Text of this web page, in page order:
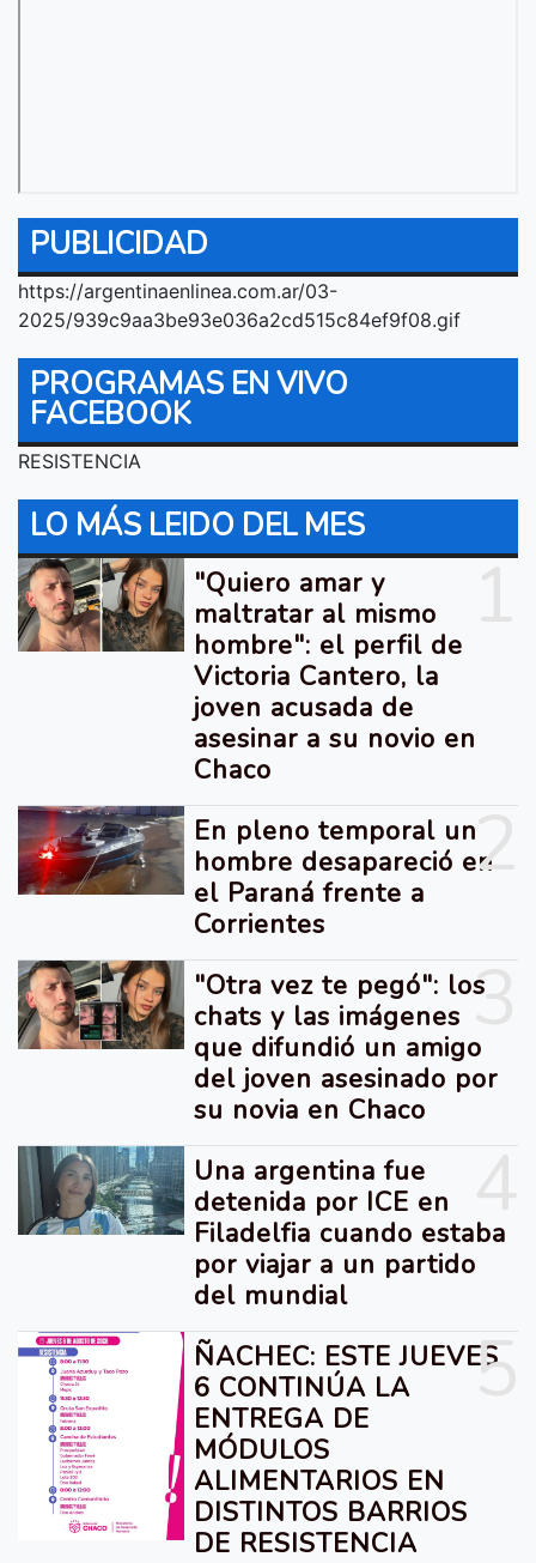
PUBLICIDAD
https://argentinaenlinea.com.ar/03-
2025/939c9aa3be93e036a2cd515c84ef9f08.gif
PROGRAMAS EN VIVO
FACEBOOK
RESISTENCIA
LO MÁS LEIDO DEL MES
"Quiero amar y
maltratar al mismo
hombre": el perfil de
Victoria Cantero, la
joven acusada de
asesinar a su novio en
Chaco
2
En pleno temporal un
hombre desapareció en
el Paraná frente a
Corrientes
3
"Otra vez te pegó": los
chats y las imágenes
que difundió un amigo
del joven asesinado por
su novia en Chaco
Una argentina fue
detenida por ICE en
Filadelfia cuando estaba
por viajar a un partido
del mundial
5
ÑACHEC: ESTE JUEVES
6 CONTINÚA LA
ENTREGA DE
MÓDULOS
ALIMENTARIOS EN
DISTINTOS BARRIOS
DE RESISTENCIA